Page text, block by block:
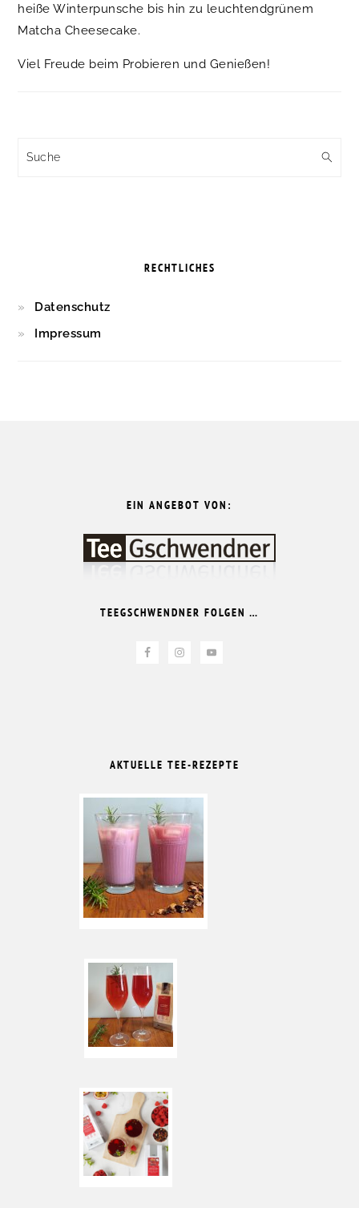
heiße Winterpunsche bis hin zu leuchtendgrünem
Matcha Cheesecake.
Viel Freude beim Probieren und Genießen!
Suche
RECHTLICHES
Datenschutz
Impressum
EIN ANGEBOT VON:
TEEGSCHWENDNER FOLGEN …
AKTUELLE TEE-REZEPTE